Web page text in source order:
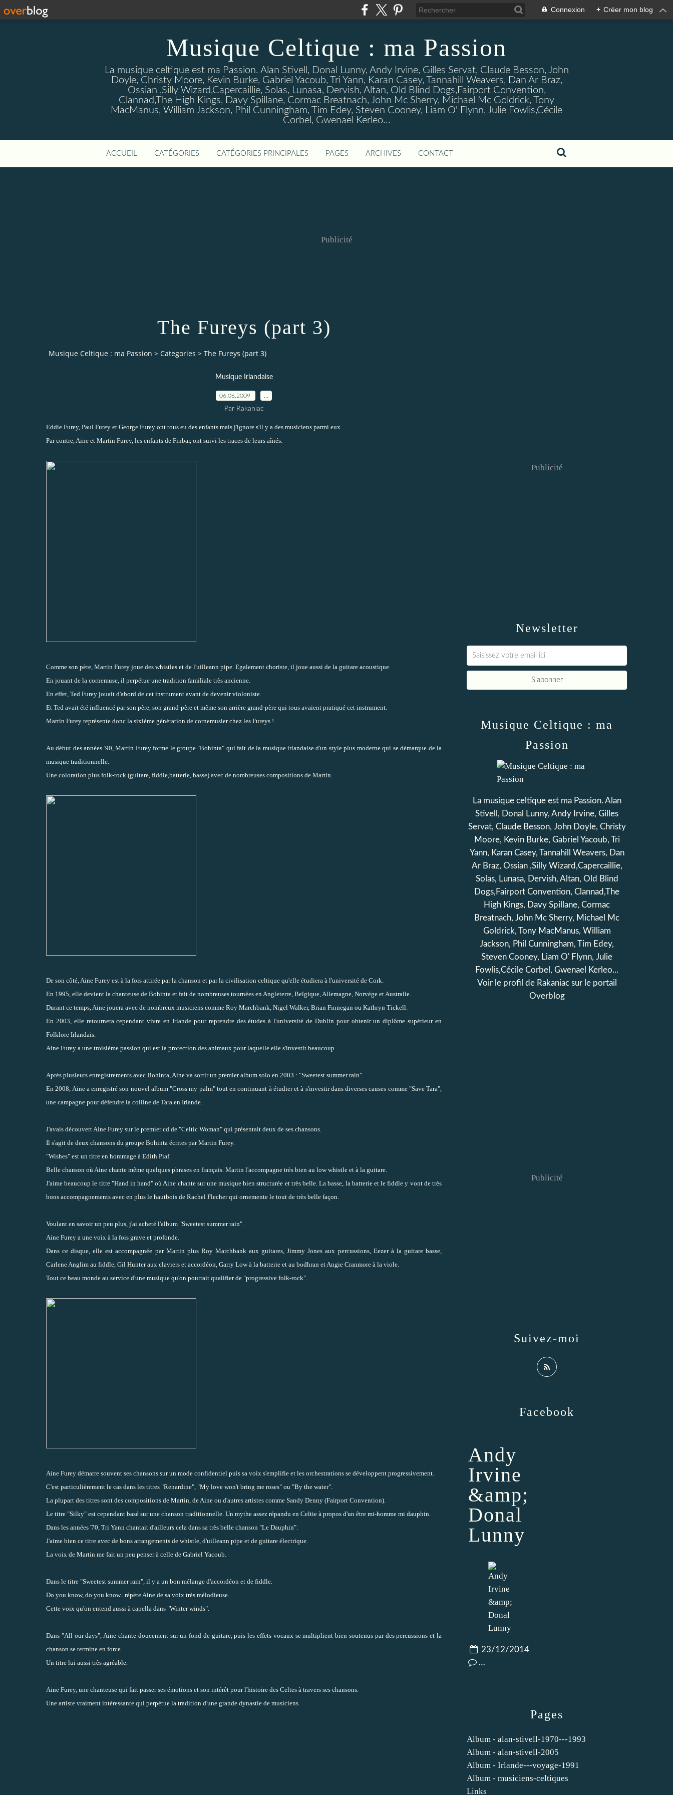
Connexion + Créer mon blog
Musique Celtique : ma Passion
La musique celtique est ma Passion. Alan Stivell, Donal Lunny, Andy Irvine, Gilles Servat, Claude Besson, John
Doyle, Christy Moore, Kevin Burke, Gabriel Yacoub, Tri Yann, Karan Casey, Tannahill Weavers, Dan Ar Braz,
Ossian ,Silly Wizard,Capercaillie, Solas, Lunasa, Dervish, Altan, Old Blind Dogs,Fairport Convention,
Clannad,The High Kings, Davy Spillane, Cormac Breatnach, John Mc Sherry, Michael Mc Goldrick, Tony
MacManus, William Jackson, Phil Cunningham, Tim Edey, Steven Cooney, Liam O' Flynn, Julie Fowlis,Cécile
Corbel, Gwenael Kerleo...
ACCUEIL CATÉGORIES CATÉGORIES PRINCIPALES PAGES ARCHIVES CONTACT
Publicité
The Fureys (part 3)
Musique Celtique : ma Passion > Categories > The Fureys (part 3)
Musique Irlandaise
06.06.2009
Par Rakaniac
Eddie Furey, Paul Furey et George Furey ont tous eu des enfants mais j'ignore s'il y a des musiciens parmi eux.
Par contre, Aine et Martin Furey, les enfants de Finbar, ont suivi les traces de leurs aînés.
Comme son père, Martin Furey joue des whistles et de l'uilleann pipe. Egalement choriste, il joue aussi de la guitare acoustique.
En jouant de la cornemuse, il perpétue une tradition familiale très ancienne.
En effet, Ted Furey jouait d'abord de cet instrument avant de devenir violoniste.
Et Ted avait été influencé par son père, son grand-père et même son arrière grand-père qui tous avaient pratiqué cet instrument.
Martin Furey représente donc la sixième génération de cornemusier chez les Fureys !
Au début des années '90, Martin Furey forme le groupe "Bohinta" qui fait de la musique irlandaise d'un style plus moderne qui se démarque de la
musique traditionnelle.
Une coloration plus folk-rock (guitare, fiddle,batterie, basse) avec de nombreuses compositions de Martin.
De son côté, Aine Furey est à la fois attirée par la chanson et par la civilisation celtique qu'elle étudiera à l'université de Cork.
En 1995, elle devient la chanteuse de Bohinta et fait de nombreuses tournées en Angleterre, Belgique, Allemagne, Norvège et Australie.
Durant ce temps, Aine jouera avec de nombreux musiciens comme Roy Marchbank, Nigel Walker, Brian Finnegan ou Kathryn Tickell.
En 2003, elle retournera cependant vivre en Irlande pour reprendre des études à l'université de Dublin pour obtenir un diplôme supérieur en
Folklore Irlandais.
Aine Furey a une troisième passion qui est la protection des animaux pour laquelle elle s'investit beaucoup.
Après plusieurs enregistrements avec Bohinta, Aine va sortir un premier album solo en 2003 : "Sweetest summer rain".
En 2008, Aine a enregistré son nouvel album "Cross my palm" tout en continuant à étudier et à s'investir dans diverses causes comme "Save Tara",
une campagne pour défendre la colline de Tara en Irlande.
J'avais découvert Aine Furey sur le premier cd de "Celtic Woman" qui présentait deux de ses chansons.
Il s'agit de deux chansons du groupe Bohinta écrites par Martin Furey.
"Wishes" est un titre en hommage à Edith Piaf.
Belle chanson où Aine chante même quelques phrases en français. Martin l'accompagne très bien au low whistle et à la guitare.
J'aime beaucoup le titre "Hand in hand" où Aine chante sur une musique bien structurée et très belle. La basse, la batterie et le fiddle y vont de très
bons accompagnements avec en plus le hautbois de Rachel Flecher qui ornemente le tout de très belle façon.
Voulant en savoir un peu plus, j'ai acheté l'album "Sweetest summer rain".
Aine Furey a une voix à la fois grave et profonde.
Dans ce disque, elle est accompagnée par Martin plus Roy Marchbank aux guitares, Jimmy Jones aux percussions, Eezer à la guitare basse,
Carlene Anglim au fiddle, Gil Hunter aux claviers et accordéon, Garry Low à la batterie et au bodhran et Angie Cranmore à la viole.
Tout ce beau monde au service d'une musique qu'on pourrait qualifier de "progressive folk-rock".
Aine Furey démarre souvent ses chansons sur un mode confidentiel puis sa voix s'emplifie et les orchestrations se développent progressivement.
C'est particulièrement le cas dans les titres "Renardine", "My love won't bring me roses" ou "By the water".
La plupart des titres sont des compositions de Martin, de Aine ou d'autres artistes comme Sandy Denny (Fairport Convention).
Le titre "Silky" est cependant basé sur une chanson traditionnelle. Un mythe assez répandu en Celtie à propos d'un être mi-homme mi dauphin.
Dans les années '70, Tri Yann chantait d'ailleurs cela dans sa très belle chanson "Le Dauphin".
J'aime bien ce titre avec de bons arrangements de whistle, d'uilleann pipe et de guitare électrique.
La voix de Martin me fait un peu penser à celle de Gabriel Yacoub.
Dans le titre "Sweetest summer rain", il y a un bon mélange d'accordéon et de fiddle.
Do you know, do you know...répète Aine de sa voix très mélodieuse.
Cette voix qu'on entend aussi à capella dans "Winter winds".
Dans "All our days", Aine chante doucement sur un fond de guitare, puis les effets vocaux se multiplient bien soutenus par des percussions et la
chanson se termine en force.
Un titre lui aussi très agréable.
Aine Furey, une chanteuse qui fait passer ses émotions et son intérêt pour l'histoire des Celtes à travers ses chansons.
Une artiste vraiment intéressante qui perpétue la tradition d'une grande dynastie de musiciens.
Newsletter
Publicité
Pages
Album - alan-stivell-1970---1993
Album - alan-stivell-2005
Album - Irlande---voyage-1991
Album - musiciens-celtiques
Links
Musique Celtique : ma
Passion
La musique celtique est ma Passion. Alan
Stivell, Donal Lunny, Andy Irvine, Gilles
Servat, Claude Besson, John Doyle, Christy
Moore, Kevin Burke, Gabriel Yacoub, Tri
Yann, Karan Casey, Tannahill Weavers, Dan
Ar Braz, Ossian ,Silly Wizard,Capercaillie,
Solas, Lunasa, Dervish, Altan, Old Blind
Dogs,Fairport Convention, Clannad,The
High Kings, Davy Spillane, Cormac
Breatnach, John Mc Sherry, Michael Mc
Goldrick, Tony MacManus, William
Jackson, Phil Cunningham, Tim Edey,
Steven Cooney, Liam O' Flynn, Julie
Fowlis,Cécile Corbel, Gwenael Kerleo...
Voir le profil de Rakaniacsur le portail
Overblog
Suivez-moi
Facebook
Andy
Irvine
&amp;
Donal
Lunny
23/12/2014
…
Publicité